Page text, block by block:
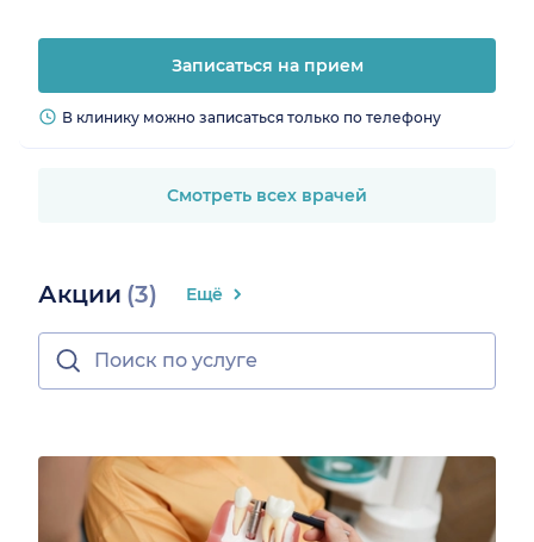
Записаться на прием
В клинику можно записаться только по телефону
Смотреть всех врачей
Акции (3) Ещё